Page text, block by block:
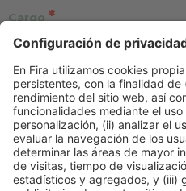
Cargo*
Email*